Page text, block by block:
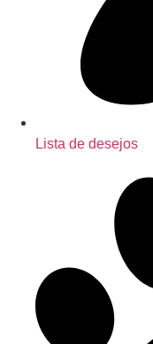
Lista de desejos